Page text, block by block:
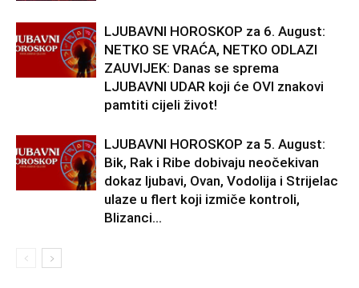
LJUBAVNI HOROSKOP za 6. August:
NETKO SE VRAĆA, NETKO ODLAZI
ZAUVIJEK: Danas se sprema
LJUBAVNI UDAR koji će OVI znakovi
pamtiti cijeli život!
LJUBAVNI HOROSKOP za 5. August:
Bik, Rak i Ribe dobivaju neočekivan
dokaz ljubavi, Ovan, Vodolija i Strijelac
ulaze u flert koji izmiče kontroli,
Blizanci...